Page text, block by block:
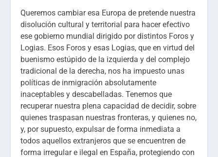
Queremos cambiar esa Europa de pretende nuestra
disolución cultural y territorial para hacer efectivo
ese gobierno mundial dirigido por distintos Foros y
Logias. Esos Foros y esas Logias, que en virtud del
buenismo estúpido de la izquierda y del complejo
tradicional de la derecha, nos ha impuesto unas
políticas de inmigración absolutamente
inaceptables y descabelladas. Tenemos que
recuperar nuestra plena capacidad de decidir, sobre
quienes traspasan nuestras fronteras, y quienes no,
y, por supuesto, expulsar de forma inmediata a
todos aquellos extranjeros que se encuentren de
forma irregular e ilegal en España, protegiendo con